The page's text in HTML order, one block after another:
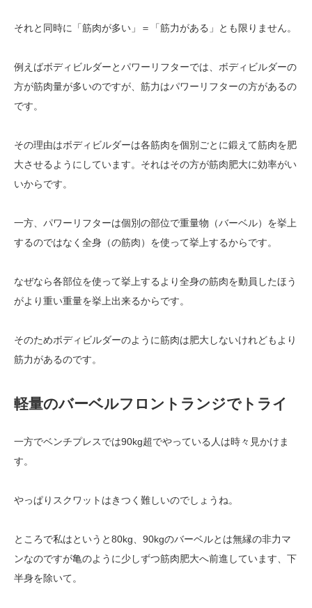
それと同時に「筋肉が多い」＝「筋力がある」とも限りません。
例えばボディビルダーとパワーリフターでは、ボディビルダーの
方が筋肉量が多いのですが、筋力はパワーリフターの方があるの
です。
その理由はボディビルダーは各筋肉を個別ごとに鍛えて筋肉を肥
大させるようにしています。それはその方が筋肉肥大に効率がい
いからです。
一方、パワーリフターは個別の部位で重量物（バーベル）を挙上
するのではなく全身（の筋肉）を使って挙上するからです。
なぜなら各部位を使って挙上するより全身の筋肉を動員したほう
がより重い重量を挙上出来るからです。
そのためボディビルダーのように筋肉は肥大しないけれどもより
筋力があるのです。
軽量のバーベルフロントランジでトライ
一方でベンチプレスでは90kg超でやっている人は時々見かけま
す。
やっぱりスクワットはきつく難しいのでしょうね。
ところで私はというと80kg、90kgのバーベルとは無縁の非力マ
ンなのですが亀のように少しずつ筋肉肥大へ前進しています、下
半身を除いて。